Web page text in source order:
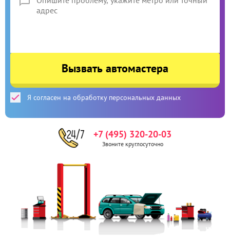
Вызвать автомастера
Я согласен на обработку персональных данных
+7 (495) 320-20-03
Звоните круглосуточно